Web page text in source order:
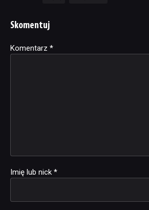
Skomentuj
Komentarz *
Imię lub nick *
Alternative: